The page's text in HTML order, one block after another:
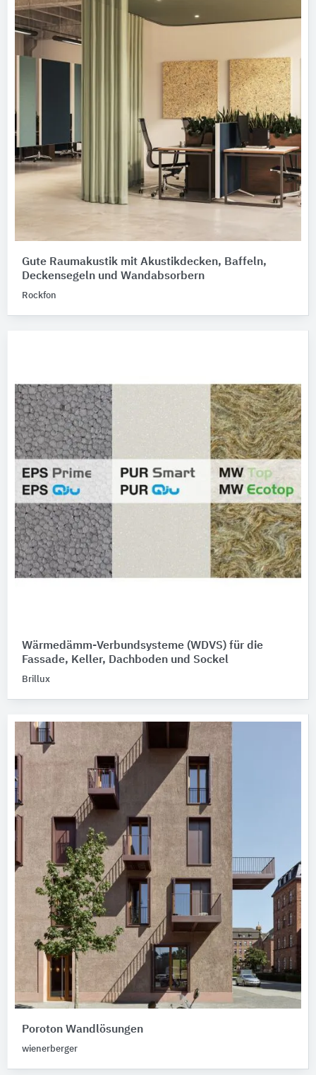
Gute Raumakustik mit Akustikdecken, Baffeln,
Deckensegeln und Wandabsorbern
Rockfon
Wärmedämm-Verbundsysteme (WDVS) für die
Fassade, Keller, Dachboden und Sockel
Brillux
Poroton Wandlösungen
wienerberger